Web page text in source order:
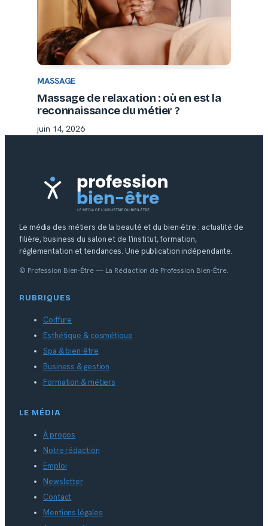
MASSAGE
Massage de relaxation : où en est la
reconnaissance du métier ?
juin 14, 2026
Le média des métiers de la beauté et du bien-être : actualité de
filière, business du salon et de l’institut, formation,
réglementation et tendances. Une publication indépendante.
© Profession Bien-Être — La Rédaction de Profession Bien-Être.
RUBRIQUES
Coiffure
Esthétique & cosmétique
Spa & bien-être
Business & gestion
Formation & métiers
LE MÉDIA
À propos
Notre rédaction
Emploi
Newsletter
Contact
Mentions légales